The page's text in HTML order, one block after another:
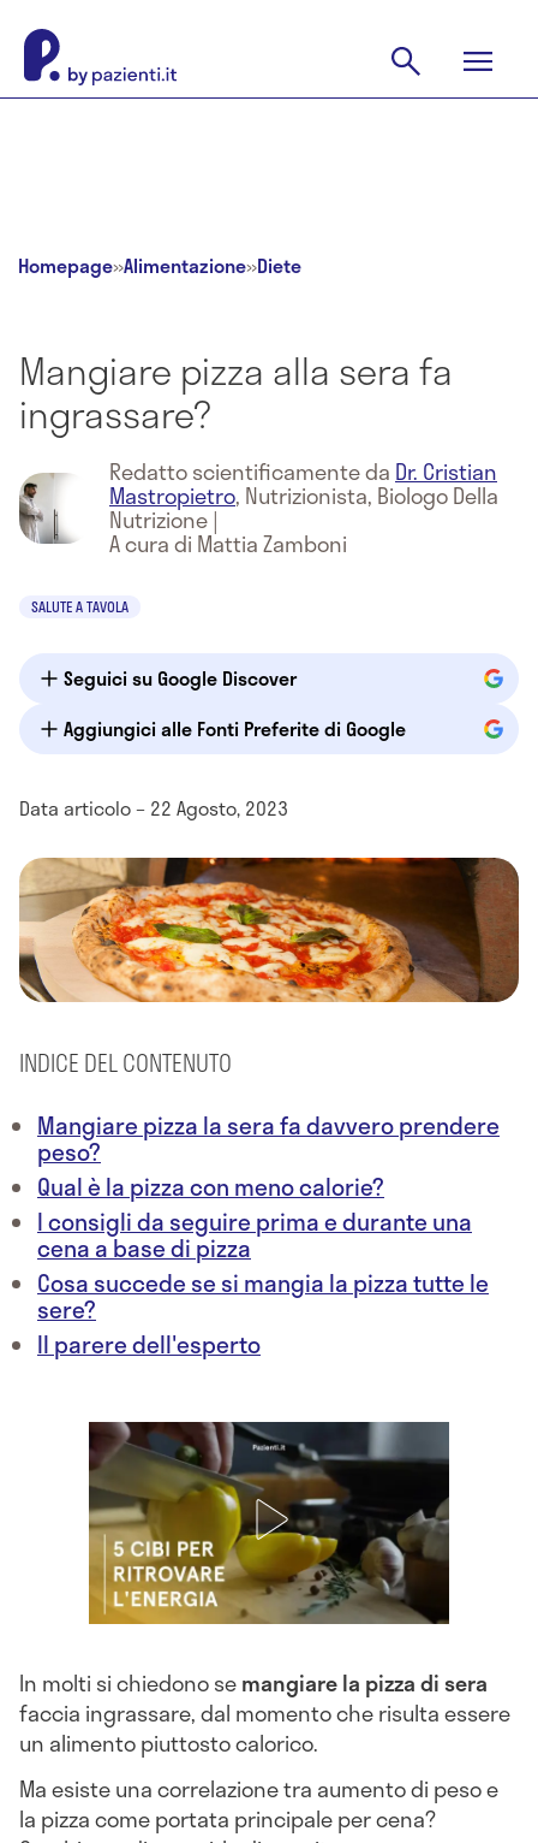
Homepage»Alimentazione»Diete
Mangiare pizza alla sera fa
ingrassare?
Redatto scientificamente da Dr. Cristian
Mastropietro, Nutrizionista, Biologo Della
Nutrizione|
A cura di Mattia Zamboni
SALUTE A TAVOLA
Seguici su Google Discover
Aggiungici alle Fonti Preferite di Google
Data articolo – 22 Agosto, 2023
INDICE DEL CONTENUTO
Mangiare pizza la sera fa davvero prendere
peso?
Qual è la pizza con meno calorie?
I consigli da seguire prima e durante una
cena a base di pizza
Cosa succede se si mangia la pizza tutte le
sere?
Il parere dell'esperto
In molti si chiedono semangiare la pizza di sera
faccia ingrassare, dal momento che risulta essere
un alimento piuttosto calorico.
Ma esiste una correlazione tra aumento di peso e
la pizza come portata principale per cena?